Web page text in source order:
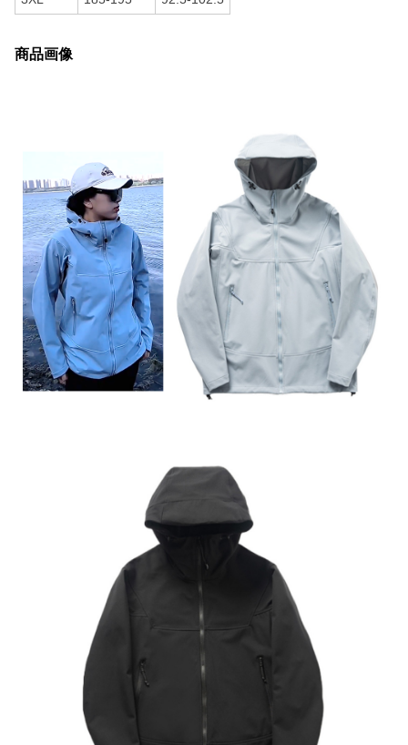
商品画像